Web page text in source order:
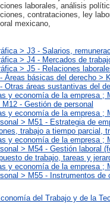
laborales, análisis
contrataciones, ley
mexicano,
> J3 - Salarios,
> J4 - Mercados de
> J5 - Relaciones
Áreas básicas del derecho >
Otras áreas sustantivas del
y economía de la empresa ;
- Gestión de personal
y economía de la empresa ;
> M51 - Estrategia de
trabajo a tiempo parcial,
y economía de la empresa ;
> M54 - Gestión laboral
de trabajo, tareas y
y economía de la empresa ;
> M55 - Instrumentos de
del Trabajo y de la